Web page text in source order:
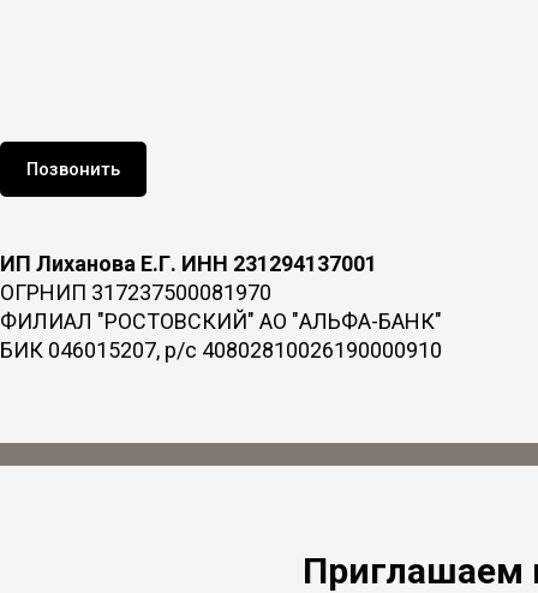
Позвонить
ИП Лиханова Е.Г. ИНН 231294137001
ОГРНИП 317237500081970
ФИЛИАЛ "РОСТОВСКИЙ" АО "АЛЬФА-БАНК"
БИК 046015207, р/с 40802810026190000910
Приглашаем